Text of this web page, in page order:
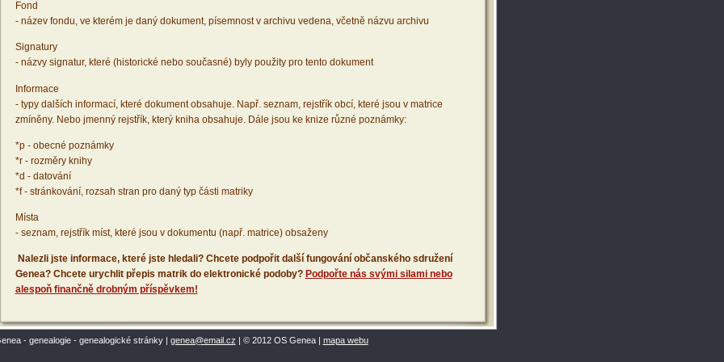
Fond
- název fondu, ve kterém je daný dokument, písemnost v archivu vedena, včetně názvu archivu
Signatury
- názvy signatur, které (historické nebo současné) byly použity pro tento dokument
Informace
- typy dalších informací, které dokument obsahuje. Např. seznam, rejstřík obcí, které jsou v matrice
zmíněny. Nebo jmenný rejstřík, který kniha obsahuje. Dále jsou ke knize různé poznámky:
*p - obecné poznámky
*r - rozměry knihy
*d - datování
*f - stránkování, rozsah stran pro daný typ části matriky
Místa
- seznam, rejstřík míst, které jsou v dokumentu (např. matrice) obsaženy
Nalezli jste informace, které jste hledali? Chcete podpořit další fungování občanského sdružení
Genea? Chcete urychlit přepis matrik do elektronické podoby? Podpořte nás svými silami nebo
alespoň finančně drobným příspěvkem!
- genealogie - genealogické stránky | genea@email.cz | © 2012 OS Genea | mapa webu